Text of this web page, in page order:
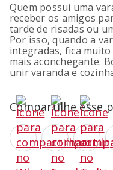
Quem possui uma
receber os amigos
tarde de risadas ou
Por isso, quando a
integradas, fica
mais aconchegante.
unir varanda e
Compartilhe esse